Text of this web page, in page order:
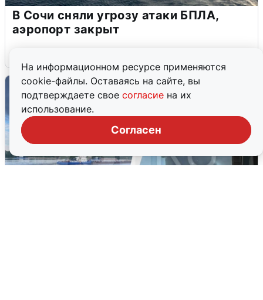
На информационном ресурсе применяются
cookie-файлы. Оставаясь на сайте, вы
подтверждаете свое согласие на их
использование.
Согласен
В Сочи сняли угрозу атаки БПЛА,
аэропорт закрыт